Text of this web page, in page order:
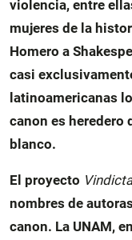
violencia, entre
mujeres de la
Homero a
casi
latinoamericanas
canon es heredero
blanco.
El proyecto
nombres de
canon. La UNAM,